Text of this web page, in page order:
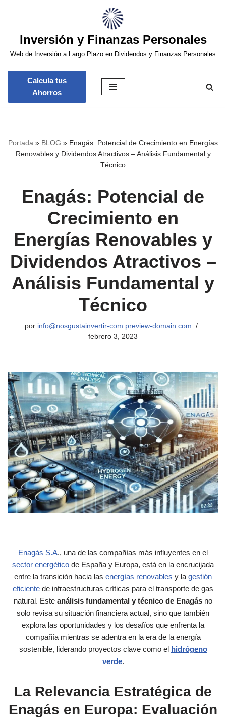
contenido
Inversión y Finanzas Personales
Web de Inversión a Largo Plazo en Dividendos y Finanzas Personales
Calcula tus
Ahorros
Portada » BLOG » Enagás: Potencial de Crecimiento en Energías
Renovables y Dividendos Atractivos – Análisis Fundamental y
Técnico
Enagás: Potencial de
Crecimiento en
Energías Renovables y
Dividendos Atractivos –
Análisis Fundamental y
Técnico
por info@nosgustainvertir-com.preview-domain.com
febrero 3, 2023
Enagás S.A., una de las compañías más influyentes en el
sector energético de España y Europa, está en la encrucijada
entre la transición hacia las energías renovables y la gestión
eficiente de infraestructuras críticas para el transporte de gas
natural. Este análisis fundamental y técnico de Enagás no
solo revisa su situación financiera actual, sino que también
explora las oportunidades y los desafíos que enfrenta la
compañía mientras se adentra en la era de la energía
sostenible, liderando proyectos clave como el hidrógeno
verde.
La Relevancia Estratégica de
Enagás en Europa: Evaluación